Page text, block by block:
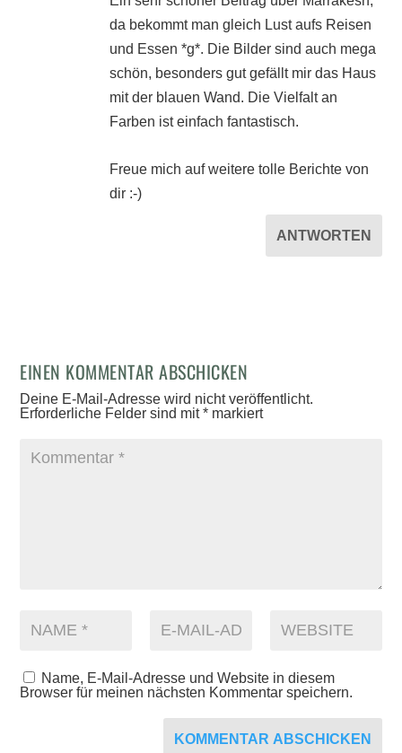
da bekommt man gleich Lust aufs Reisen
und Essen *g*. Die Bilder sind auch mega
schön, besonders gut gefällt mir das Haus
mit der blauen Wand. Die Vielfalt an
Farben ist einfach fantastisch.
Freue mich auf weitere tolle Berichte von
dir :-)
ANTWORTEN
EINEN KOMMENTAR ABSCHICKEN
Deine E-Mail-Adresse wird nicht veröffentlicht.
Erforderliche Felder sind mit* markiert
Name, E-Mail-Adresse und Website in diesem
Browser für meinen nächsten Kommentar speichern.
KOMMENTAR ABSCHICKEN